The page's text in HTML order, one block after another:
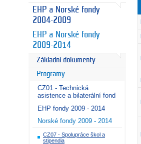
EHP a Norské fondy
2004-2009
EHP a Norské fondy
2009-2014
Základní dokumenty
Programy
CZ01 - Technická
asistence a bilaterální fond
EHP fondy 2009 - 2014
Norské fondy 2009 - 2014
CZ07 - Spolupráce škol a
stipendia